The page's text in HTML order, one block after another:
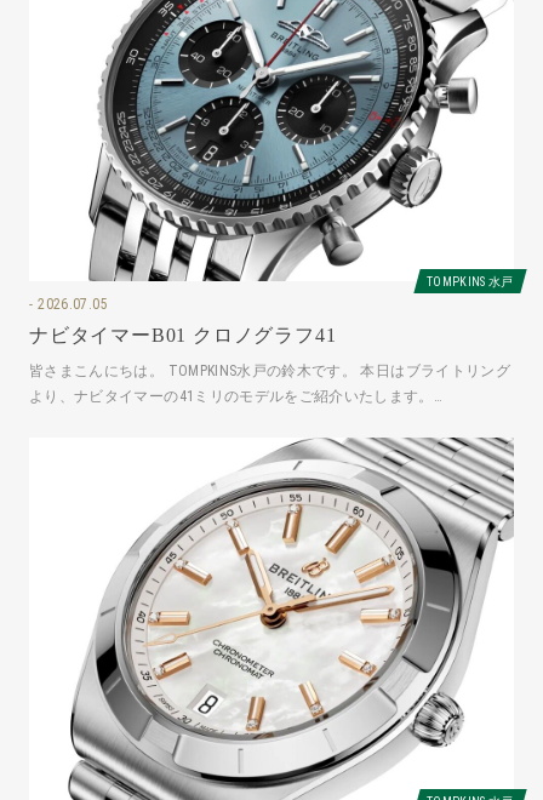
TOMPKINS 水戸
2026.07.05
ナビタイマーB01 クロノグラフ41
皆さまこんにちは。 TOMPKINS水戸の鈴木です。 本日はブライトリング
より、ナビタイマーの41ミリのモデルをご紹介いたします。